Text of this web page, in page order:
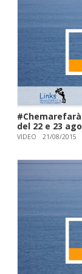
del 22 e 23
VIDEO 21/08/2015